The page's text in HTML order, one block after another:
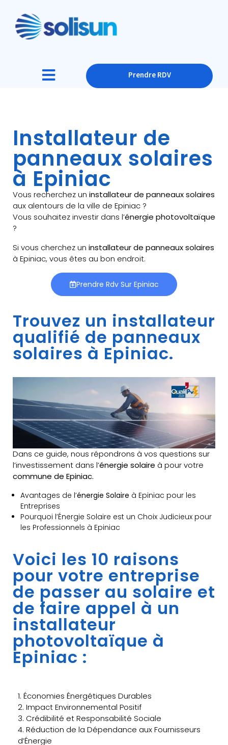
Prendre RDV
Installateur de
panneaux solaires
à Epiniac
Vous recherchez un installateur de panneaux solaires
aux alentours de la ville de Epiniac ?
Vous souhaitez investir dans l’énergie photovoltaïque
?
Si vous cherchez un installateur de panneaux solaires
à Epiniac, vous êtes au bon endroit.
Prendre Rdv Sur Epiniac
Trouvez un installateur
qualifié de panneaux
solaires à Epiniac.
Dans ce guide, nous répondrons à vos questions sur
l’investissement dans l’énergie solaire à pour votre
commune de Epiniac.
Avantages de l’énergie Solaire à Epiniac pour les
Entreprises
Pourquoi l’Énergie Solaire est un Choix Judicieux pour
les Professionnels à Epiniac
Voici les 10 raisons
pour votre entreprise
de passer au solaire et
de faire appel à un
installateur
photovoltaïque à
Epiniac :
1. Économies Énergétiques Durables
2. Impact Environnemental Positif
3. Crédibilité et Responsabilité Sociale
4. Réduction de la Dépendance aux Fournisseurs
d’Énergie